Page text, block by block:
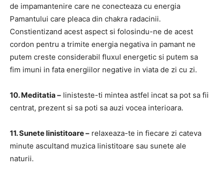
de impamantenire care ne conecteaza cu energia
Pamantului care pleaca din chakra radacinii.
Constientizand acest aspect si folosindu-ne de acest
cordon pentru a trimite energia negativa in pamant ne
putem creste considerabil fluxul energetic si putem sa
fim imuni in fata energiilor negative in viata de zi cu zi.
10. Meditatia – linisteste-ti mintea astfel incat sa pot sa fii
centrat, prezent si sa poti sa auzi vocea interioara.
11. Sunete linistitoare – relaxeaza-te in fiecare zi cateva
minute ascultand muzica linistitoare sau sunete ale
naturii.